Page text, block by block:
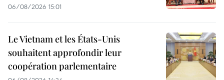
06/08/2026 15:01
Le Vietnam et les États-Unis
souhaitent approfondir leur
coopération parlementaire